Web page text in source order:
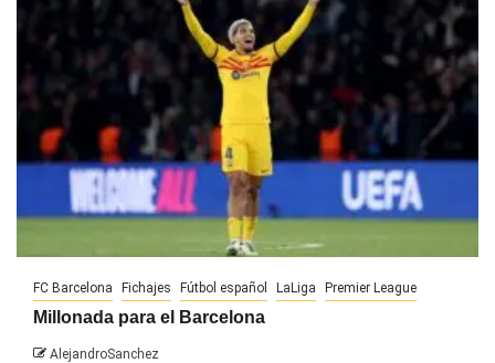
FC Barcelona Fichajes Fútbol español LaLiga Premier League
Millonada para el Barcelona
AlejandroSanchez